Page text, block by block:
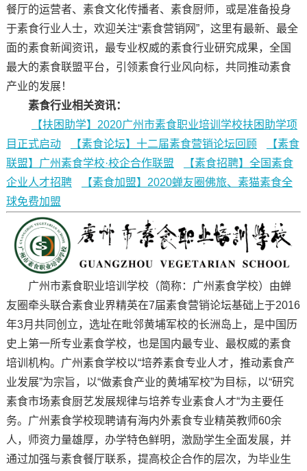
餐厅的运营者、素食文化传播者、素食厨师，或是准备投身
于素食行业人士，欢迎关注“素食营销网”，这里有最新、最全
面的素食新闻资讯，最专业权威的素食行业研究成果，全国
最大的素食联盟平台，引领素食行业风向标，共同推动素食
产业的发展！
素食行业相关资讯：
【扶困助学】2020广州市素食职业培训学校扶困助学项
目正式启动
【素食论坛】十二届素食营销论坛回顾
【素食
联盟】广州素食学校·校企合作联盟
【素食招聘】全国素食
企业人才招聘
【素食加盟】2020蝉友圈佛旅、素猫素食全
球免费加盟
广州市素食职业培训学校（简称：广州素食学校）由蝉
友圈牵头联合素食业界精英在7届素食营销论坛基础上于2016
年3月共同创立，选址在毗邻黄埔军校的长洲岛上，是中国历
史上第一所专业素食学校，也是国内最专业、最权威的素食
培训机构。广州素食学校以“培养素食专业人才，推动素食产
业发展”为宗旨，以“做素食产业的黄埔军校”为目标，以“研究
素食市场素食厨艺发展规律与培养专业素食人才“为主要任
务。广州素食学校现聘请有海内外素食专业精英教师60余
人，师资力量雄厚，办学特色鲜明，激励学生全面发展，并
通过加强与素食餐厅联系，提高校企合作的层次，为毕业生